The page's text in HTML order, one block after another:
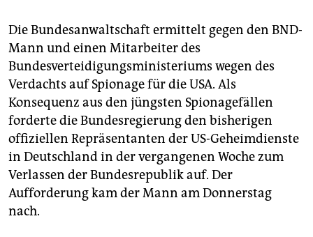
Die Bundesanwaltschaft ermittelt gegen den BND-
Mann und einen Mitarbeiter des
Bundesverteidigungsministeriums wegen des
Verdachts auf Spionage für die USA. Als
Konsequenz aus den jüngsten Spionagefällen
forderte die Bundesregierung den bisherigen
offiziellen Repräsentanten der US-Geheimdienste
in Deutschland in der vergangenen Woche zum
Verlassen der Bundesrepublik auf. Der
Aufforderung kam der Mann am Donnerstag
nach.